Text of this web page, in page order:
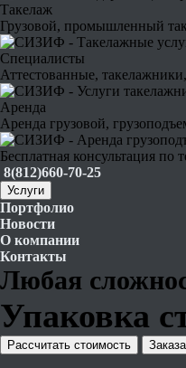
Такелаж
Грузовой, промышленный
Специалисты
Аттестованные,
Аренда
Аренда грузовой,
Бесплатная консультация по
8(812)660-70-25
Услуги
Портфолио
Новости
О компании
Контакты
Любая
Упаковка
Рассчитать стоимость